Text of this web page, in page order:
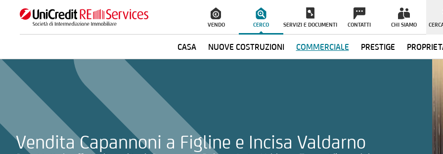
VENDO CERCO
CASA NUOVE COSTRUZIONI COMMERCIALE PRESTIGE
SERVIZI E DOCUMENTI CONTATTI CHI SIAMO
Vendita Capannoni a Figline e Incisa Valdarno
La ricerca verrà inviata automaticamente alla selezione delle informazioni